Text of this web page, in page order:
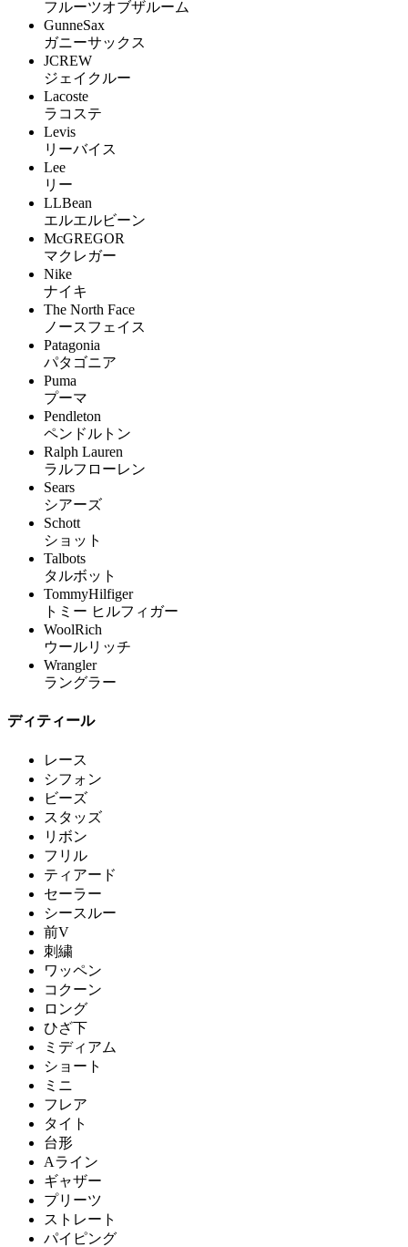
フルーツオブザルーム
GunneSax
ガニーサックス
JCREW
ジェイクルー
Lacoste
ラコステ
Levis
リーバイス
Lee
リー
LLBean
エルエルビーン
McGREGOR
マクレガー
Nike
ナイキ
The North Face
ノースフェイス
Patagonia
パタゴニア
Puma
プーマ
Pendleton
ペンドルトン
Ralph Lauren
ラルフローレン
Sears
シアーズ
Schott
ショット
Talbots
タルボット
TommyHilfiger
トミー ヒルフィガー
WoolRich
ウールリッチ
Wrangler
ラングラー
ディティール
レース
シフォン
ビーズ
スタッズ
リボン
フリル
ティアード
セーラー
シースルー
前V
刺繍
ワッペン
コクーン
ロング
ひざ下
ミディアム
ショート
ミニ
フレア
タイト
台形
Aライン
ギャザー
プリーツ
ストレート
パイピング